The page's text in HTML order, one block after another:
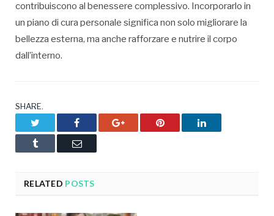
contribuiscono al benessere complessivo. Incorporarlo in
un piano di cura personale significa non solo migliorare la
bellezza esterna, ma anche rafforzare e nutrire il corpo
dall’interno.
SHARE.
Facebook Google+ Pinterest LinkedIn
Tumblr Email
RELATED POSTS